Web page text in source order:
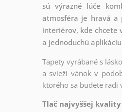
sú výrazné lúče
atmosféra je hravá a
interiérov, kde chcete
a jednoduchú
Tapety vyrábané s
a svieži vánok v
ktorého sa budete radi
Tlač najvyššej kvality